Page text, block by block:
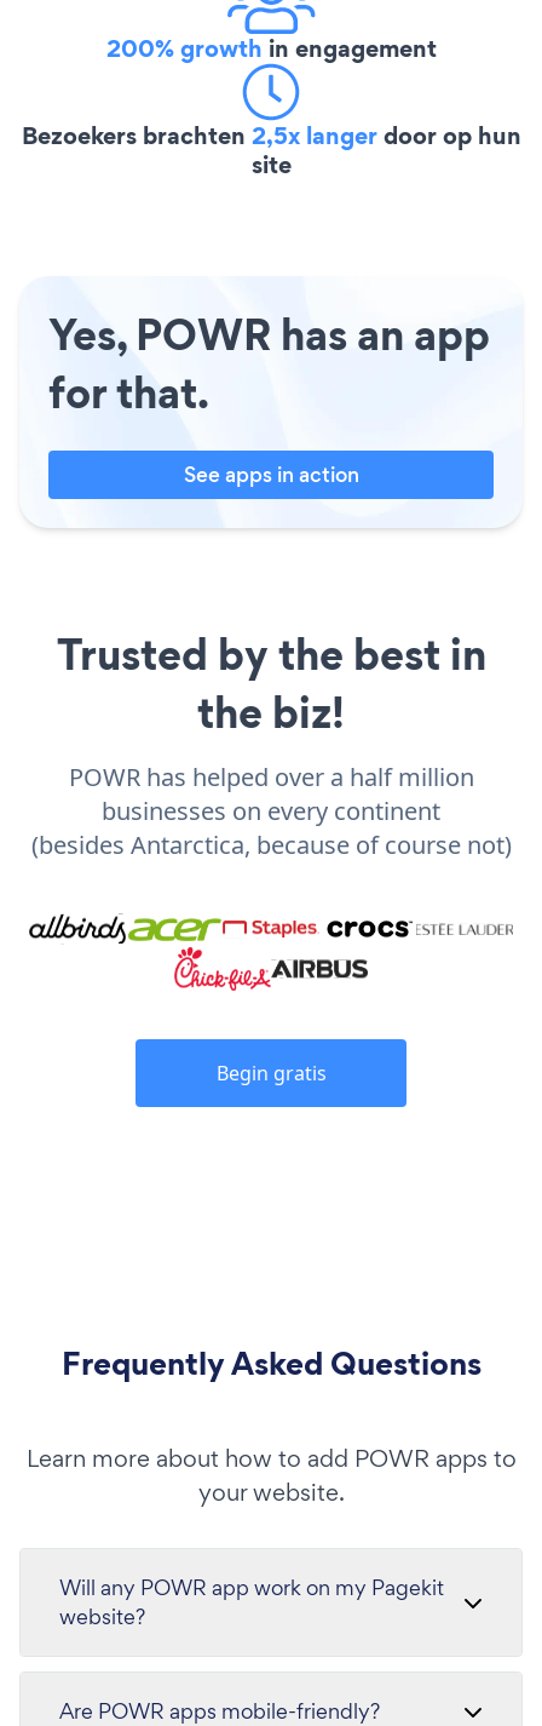
200% growth in engagement
Bezoekers brachten 2,5x langerdoor op hun
site
Yes, POWR has an app
for that.
See apps in action
Trusted by the best in
the biz!
POWR has helped over a half million
businesses on every continent
(besides Antarctica, because of course not)
Begin gratis
Frequently Asked Questions
Learn more about how to add POWR apps to
your website.
Will any POWR app work on my Pagekit
website?
Are POWR apps mobile-friendly?